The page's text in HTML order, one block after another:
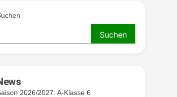
Suchen
2026/2027: A-Klasse 6